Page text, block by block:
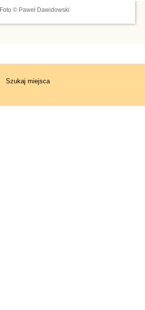
Foto © Paweł Dawidowski
Szukaj miejsca